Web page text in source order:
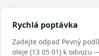
Rychlá poptávka
Zadejte odpad Pevný
oleje (13 05 01) k odvozu